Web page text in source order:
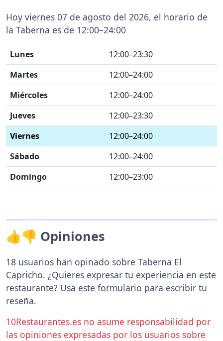
Hoy viernes 07 de agosto del 2026, el horario de
la Taberna es de 12:00–24:00
Lunes
12:00–23:30
Martes
12:00–24:00
Miércoles
12:00–24:00
Jueves
12:00–23:30
Viernes
12:00–24:00
Sábado
12:00–24:00
Domingo
12:00–23:00
👍👎 Opiniones
18 usuarios han opinado sobre Taberna El
Capricho. ¿Quieres expresar tu experiencia en este
restaurante? Usa este formulario para escribir tu
reseña.
10Restaurantes.es no asume responsabilidad por
las opiniones expresadas por los usuarios sobre